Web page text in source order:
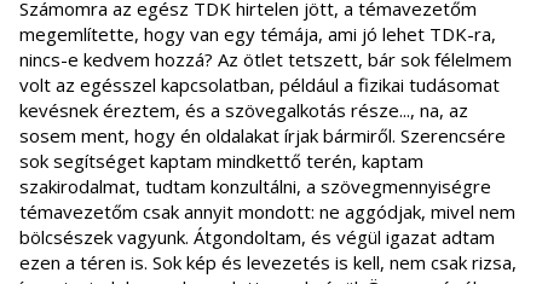
Számomra az egész TDK hirtelen jött, a témavezetőm
megemlítette, hogy van egy témája, ami jó lehet TDK-ra,
nincs-e kedvem hozzá? Az ötlet tetszett, bár sok félelmem
volt az egésszel kapcsolatban, például a fizikai tudásomat
kevésnek éreztem, és a szövegalkotás része..., na, az
sosem ment, hogy én oldalakat írjak bármiről. Szerencsére
sok segítséget kaptam mindkettő terén, kaptam
szakirodalmat, tudtam konzultálni, a szövegmennyiségre
témavezetőm csak annyit mondott: ne aggódjak, mivel nem
bölcsészek vagyunk. Átgondoltam, és végül igazat adtam
ezen a téren is. Sok kép és levezetés is kell, nem csak rizsa,